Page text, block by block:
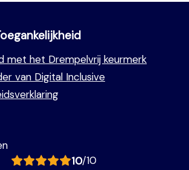
met het Drempelvrij keurmerk
van Digital Inclusive
10/10